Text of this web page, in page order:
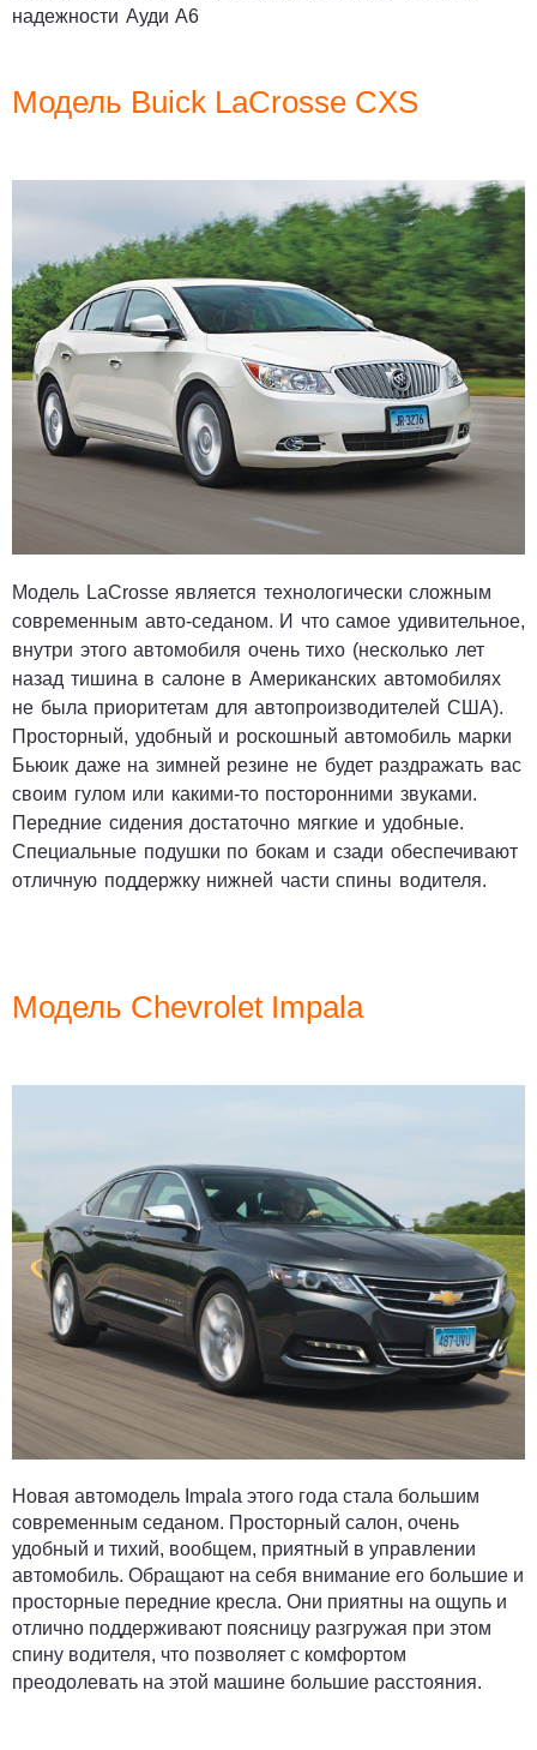
надежности Ауди А6
Модель Buick LaCrosse CXS
Модель LaCrosse является технологически сложным
современным авто-седаном. И что самое удивительное,
внутри этого автомобиля очень тихо (несколько лет
назад тишина в салоне в Американских автомобилях
не была приоритетам для автопроизводителей США).
Просторный, удобный и роскошный автомобиль марки
Бьюик даже на зимней резине не будет раздражать вас
своим гулом или какими-то посторонними звуками.
Передние сидения достаточно мягкие и удобные.
Специальные подушки по бокам и сзади обеспечивают
отличную поддержку нижней части спины водителя.
Модель Chevrolet Impala
Новая автомодель Impala этого года стала большим
современным седаном. Просторный салон, очень
удобный и тихий, вообщем, приятный в управлении
автомобиль. Обращают на себя внимание его большие и
просторные передние кресла. Они приятны на ощупь и
отлично поддерживают поясницу разгружая при этом
спину водителя, что позволяет с комфортом
преодолевать на этой машине большие расстояния.